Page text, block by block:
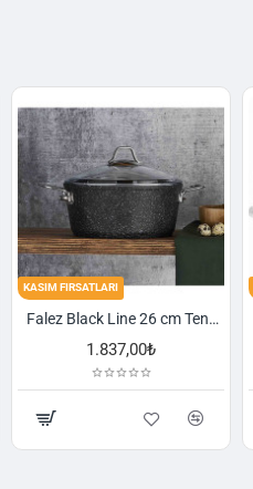
Falez Black Line 26 cm Tencere
KASIM FIRSATLARI